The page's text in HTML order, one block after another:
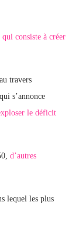
consiste à créer
travers
s’annonce
le déficit
d’autres
lequel les plus